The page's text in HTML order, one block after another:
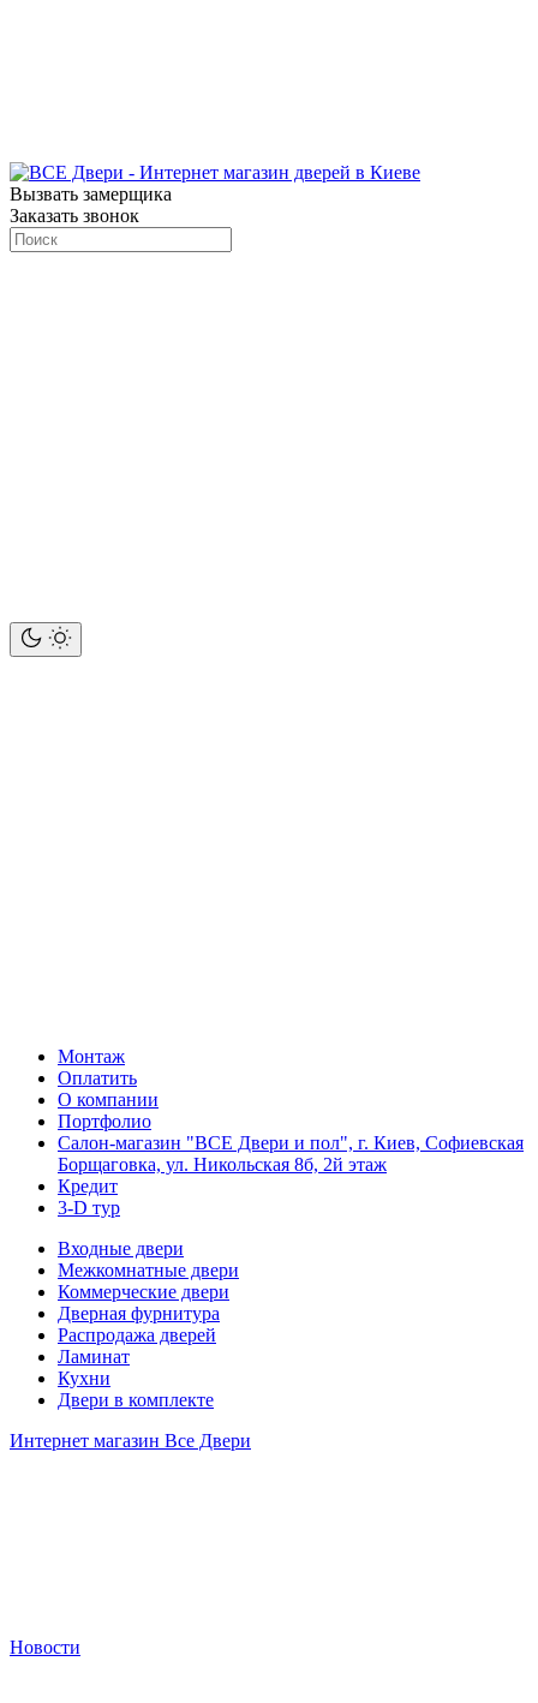
Вызвать замерщика
Заказать звонок
Монтаж
Оплатить
О компании
Портфолио
Салон-магазин "ВСЕ Двери и пол", г. Киев, Софиевская
Борщаговка, ул. Никольская 8б, 2й этаж
Кредит
3-D тур
Входные двери
Межкомнатные двери
Коммерческие двери
Дверная фурнитура
Распродажа дверей
Ламинат
Кухни
Двери в комплекте
Интернет магазин Все Двери
Новости